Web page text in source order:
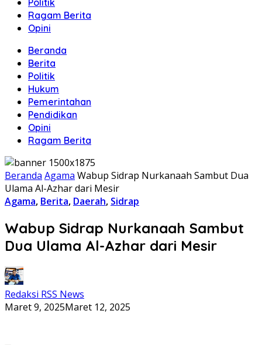
Politik
Ragam Berita
Opini
Beranda
Berita
Politik
Hukum
Pemerintahan
Pendidikan
Opini
Ragam Berita
Beranda Agama Wabup Sidrap Nurkanaah Sambut Dua
Ulama Al-Azhar dari Mesir
Agama, Berita, Daerah, Sidrap
Wabup Sidrap Nurkanaah Sambut
Dua Ulama Al-Azhar dari Mesir
Redaksi RSS News
Maret 9, 2025Maret 12, 2025